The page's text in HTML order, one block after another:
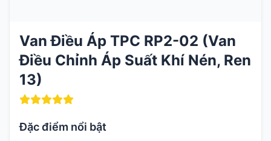
Van Điều Áp TPC RP2-02 (Van
Điều Chỉnh Áp Suất Khí Nén, Ren
13)
Đặc điểm nổi bật